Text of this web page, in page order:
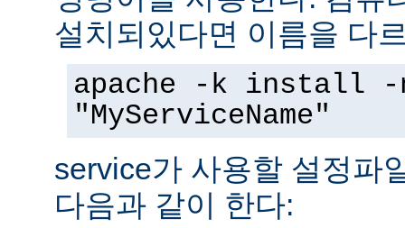
설치되있다면 이름을 다
apache -k install -
"MyServiceName"
service가 사용할 설정파
다음과 같이 한다: